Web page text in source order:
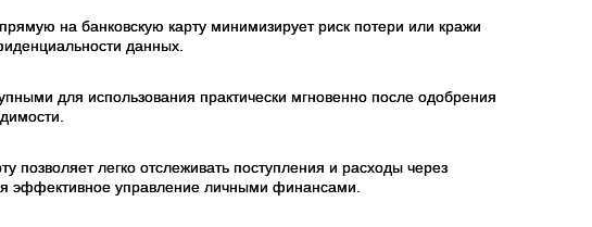
на банковскую карту минимизирует риск потери или кражи
данных.
для использования практически мгновенно после одобрения
позволяет легко отслеживать поступления и расходы через
эффективное управление личными финансами.